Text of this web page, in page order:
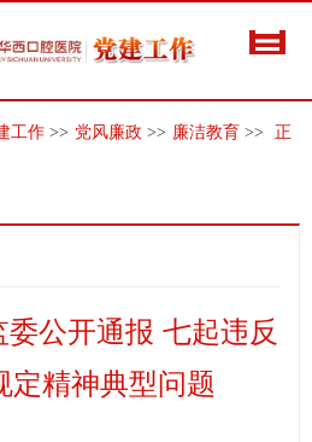
工作 >> 党风廉政 >> 廉洁教育 >>
正
公开通报 七起违反
定精神典型问题